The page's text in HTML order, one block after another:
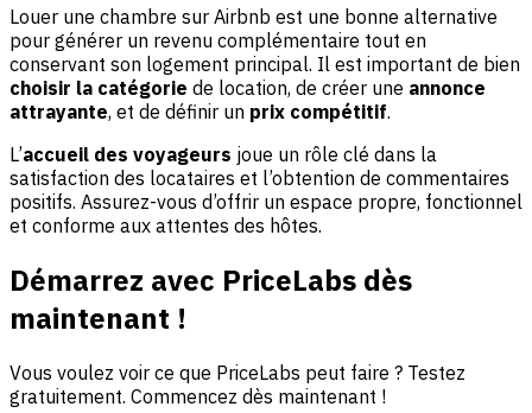
Louer une chambre sur Airbnb est une bonne alternative
pour générer un revenu complémentaire tout en
conservant son logement principal. Il est important de bien
choisir la catégorie de location, de créer une annonce
attrayante, et de définir un prix compétitif.
L’accueil des voyageurs joue un rôle clé dans la
satisfaction des locataires et l’obtention de commentaires
positifs. Assurez-vous d’offrir un espace propre, fonctionnel
et conforme aux attentes des hôtes.
Démarrez avec PriceLabs dès
maintenant !
Vous voulez voir ce que PriceLabs peut faire ? Testez
gratuitement. Commencez dès maintenant !